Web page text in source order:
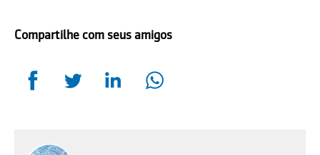
Compartilhe com seus amigos